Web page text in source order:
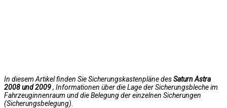
In diesem Artikel finden Sie Sicherungskastenpläne desSaturn Astra
2008 und 2009, Informationen über die Lage der Sicherungsbleche im
Fahrzeuginnenraum und die Belegung der einzelnen Sicherungen
(Sicherungsbelegung).